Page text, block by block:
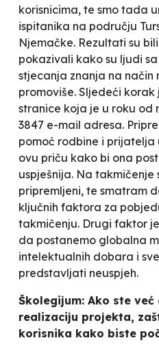
korisnicima, te smo tada
ispitanika na području
Njemačke. Rezultati su
pokazivali kako su ljudi
stjecanja znanja na način
promoviše. Sljedeći
stranice koja je u roku od
3847 e-mail adresa.
pomoć rodbine i
ovu priču kako bi ona
uspješnija. Na takmičenje
pripremljeni, te smatram
ključnih faktora za
takmičenju. Drugi faktor
da postanemo globalna
intelektualnih dobara i
predstavljati neuspjeh.
Školegijum: Ako ste
realizaciju projekta,
korisnika kako biste